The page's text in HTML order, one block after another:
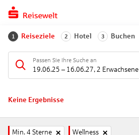
1 Reiseziele 2 Hotel 3 Buchen
Passen Sie Ihre Suche an
19.06.25 – 16.06.27, 2 Erwachsene
Keine Ergebnisse
Min. 4 Sterne Wellness